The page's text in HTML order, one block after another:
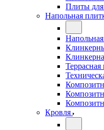
Плиты
Напольная
Террасная
Кровля